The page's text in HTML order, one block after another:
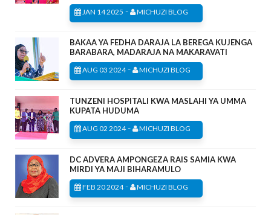
JAN 14 2025 - MICHUZI BLOG
BAKAA YA FEDHA DARAJA LA BEREGA KUJENGA
BARABARA, MADARAJA NA MAKARAVATI
AUG 03 2024- MICHUZI BLOG
TUNZENI HOSPITALI KWA MASLAHI YA UMMA
KUPATA HUDUMA
AUG 02 2024- MICHUZI BLOG
DC ADVERA AMPONGEZA RAIS SAMIA KWA
MIRDI YA MAJI BIHARAMULO
FEB 20 2024- MICHUZI BLOG